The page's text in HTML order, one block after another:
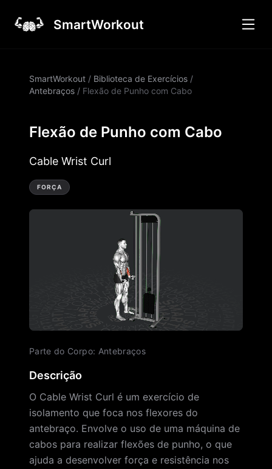
SmartWorkout
SmartWorkout / Biblioteca de Exercícios /
Antebraços / Flexão de Punho com Cabo
Flexão de Punho com Cabo
Cable Wrist Curl
FORÇA
Parte do Corpo: Antebraços
Descrição
O Cable Wrist Curl é um exercício de
isolamento que foca nos flexores do
antebraço. Envolve o uso de uma máquina de
cabos para realizar flexões de punho, o que
ajuda a desenvolver força e resistência nos